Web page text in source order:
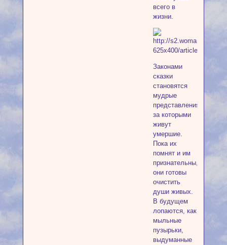
всего в
жизни.
Законами
сказки
становятся
мудрые
представления,
за которыми
живут
умершие.
Пока их
помнят и им
признательны,
они готовы
очистить
души живых.
В будущем
лопаются, как
мыльные
пузырьки,
выдуманные